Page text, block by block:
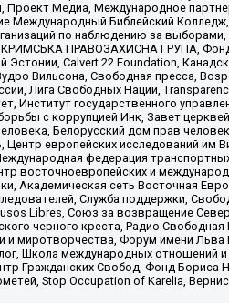
Медиа, Международное
Международный Библейский
по наблюдению за
ПРАВОЗАХИСНА ГРУПА, Фонд
Calvert 22 Foundation,
Вильсона, Свободная пресса,
Лига Свободных Наций,
Институт государственного
с коррупцией Инк, Завет
Белорусский дом прав
европейских исследований им
федерация
восточноевропейских и
Академическая сеть Восточная
Служба поддержки,
Libres, Союз за возвращение
черного креста, Радио
миротворчества, Форум имени Льва
Школа международных отношений
Гражданских Свобод, Фонд Бориса
Stop Occupation of Karelia,